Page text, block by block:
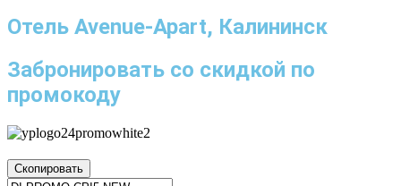
Отель Avenue-Apart, Калининск
Забронировать со скидкой по
промокоду
Скопировать